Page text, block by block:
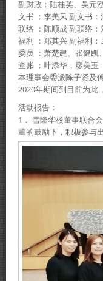
副财政：陆桂英、吴元
文书 ：李美凤 副文书：
联络 ：陈顺成 副联络：
福利 ：郑其兴 副福利：
委员 ：萧楚建、张健凯
查账 ：叶添华，廖美玉
本理事会委派陈子贤及
2020年期间到目前为此
活动报告：
1． 雪隆华校董事联合
董的鼓励下，积极参与